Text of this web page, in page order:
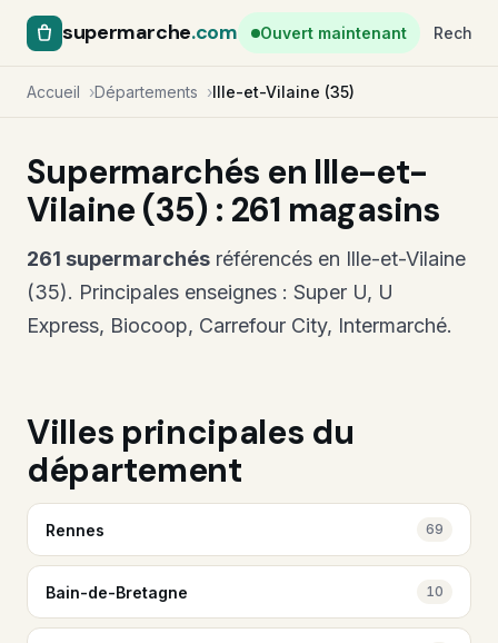
supermarche.com Ouvert maintenant
Accueil Départements Ille-et-Vilaine (35)
Supermarchés en Ille-et-
Vilaine (35) : 261 magasins
261 supermarchés référencés en Ille-et-Vilaine
(35). Principales enseignes : Super U, U
Express, Biocoop, Carrefour City, Intermarché.
Villes principales du
département
Rennes 69
Bain-de-Bretagne 10